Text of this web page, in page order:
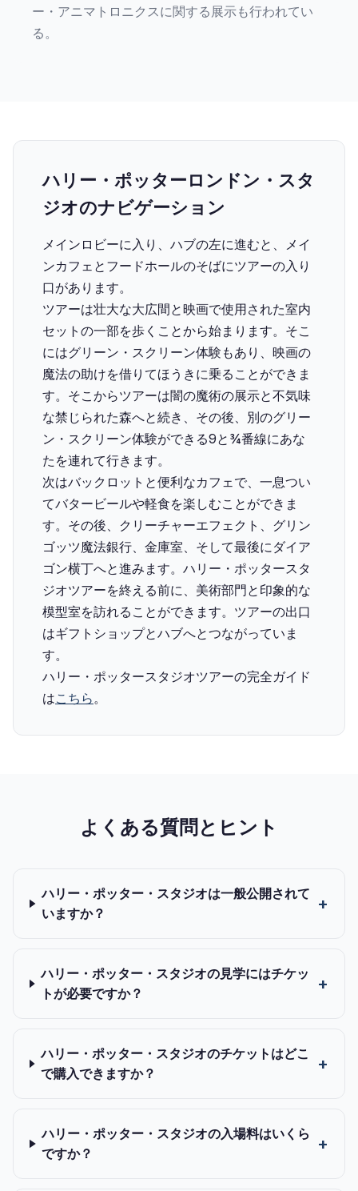
ー・アニマトロニクスに関する展示も行われてい
る。
ハリー・ポッターロンドン・スタ
ジオのナビゲーション
メインロビーに入り、ハブの左に進むと、メイ
ンカフェとフードホールのそばにツアーの入り
口があります。
ツアーは壮大な大広間と映画で使用された室内
セットの一部を歩くことから始まります。そこ
にはグリーン・スクリーン体験もあり、映画の
魔法の助けを借りてほうきに乗ることができま
す。そこからツアーは闇の魔術の展示と不気味
な禁じられた森へと続き、その後、別のグリー
ン・スクリーン体験ができる9と¾番線にあな
たを連れて行きます。
次はバックロットと便利なカフェで、一息つい
てバタービールや軽食を楽しむことができま
す。その後、クリーチャーエフェクト、グリン
ゴッツ魔法銀行、金庫室、そして最後にダイア
ゴン横丁へと進みます。ハリー・ポッタースタ
ジオツアーを終える前に、美術部門と印象的な
模型室を訪れることができます。ツアーの出口
はギフトショップとハブへとつながっていま
す。
ハリー・ポッタースタジオツアーの完全ガイド
はこちら。
よくある質問とヒント
ハリー・ポッター・スタジオは一般公開されて
いますか？
ハリー・ポッター・スタジオの見学にはチケッ
トが必要ですか？
ハリー・ポッター・スタジオのチケットはどこ
で購入できますか？
ハリー・ポッター・スタジオの入場料はいくら
ですか？